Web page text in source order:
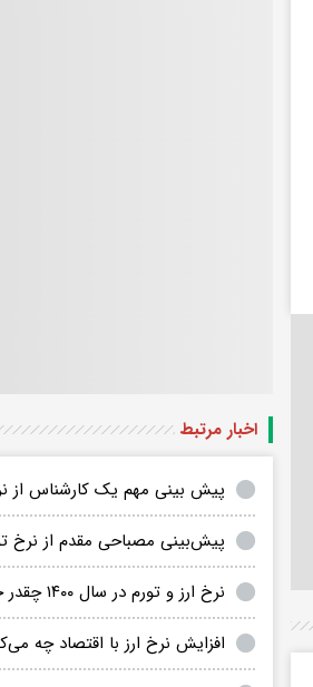
اخبار مرتبط
پیش بینی مهم یک کارشناس از
پیش‌بینی مصباحی مقدم از نرخ
نرخ ارز و تورم در سال ۱۴۰۰ چقدر خواهد بود؟
افزایش نرخ ارز با اقتصاد چه